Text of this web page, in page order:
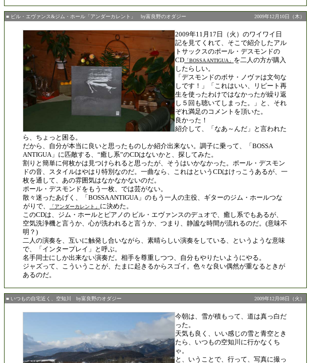
■ ビル・エヴァンス&ジム・ホール「アンダーカレント」 by富良野のオダジー 2009年12月10日（木）
2009年11月17日（火）のワイワイ日
記を見てくれて、そこで紹介したアル
トサックスのポール・デスモンドの
CD 「BOSSA ANTIGUA」 を二人の方が購入
したらしい。
「デスモンドのボサ・ノヴァは文句な
しです！」「これはいい、リピート再
生を使ったわけではなかったが繰り返
し５回も聴いてしまった。」と、それ
ぞれ満足のコメントを頂いた。
良かった！
紹介して、「なあ～んだ」と言われた
ら、ちょっと困る。
だから、自分が本当に良いと思ったものしか紹介出来ない。調子に乗って、「BOSSA
ANTIGUA」に匹敵する、“癒し系”のCDはないかと、探してみた。
割りと簡単に何枚かは見つけられると思ったが、そうはいかなかった。ポール・デスモン
ドの音、スタイルはやはり特別なのだ。一曲なら、これはというCDはけっこうあるが、一
枚を通して、あの雰囲気はなかなかないのだ。
ポール・デスモンドをもう一枚、では芸がない。
散々迷ったあげく、「BOSSA ANTIGUA」のもう一人の主役、ギターのジム・ホールつな
がりで、
「アンダーカレント」 に決めた。
このCDは、ジム・ホールとピアノの ビル・エヴァンスのデュオで、癒し系でもあるが、
空気洗浄機と言うか、心が洗われると言うか、つまり、静謐な時間が流れるのだ。(意味不
明？)
二人の演奏を、互いに触発し合いながら、素晴らしい演奏をしている、というような意味
で、「インタープレイ」と呼ぶ。
名手同士にしか出来ない演奏だ。相手を尊重しつつ、自分もやりたいようにやる。
ジャズって、こういうことが、たまに起きるからスゴイ。色々な良い偶然が重なるときが
あるのだ。
■ いつもの自宅近く、空知川 by富良野のオダジー 2009年12月08日（火）
今朝は、雪が積もって、道は真っ白だ
った。
天気も良く、いい感じの雪と青空とき
たら、いつもの空知川に行かなくち
ゃ。
と、いうことで、行って、写真に撮っ